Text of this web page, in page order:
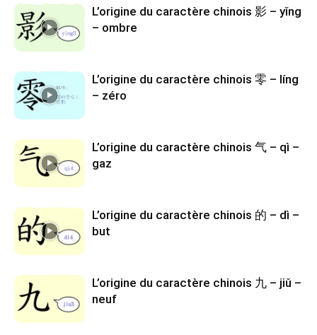
L’origine du caractère chinois 影 – yǐng
– ombre
L’origine du caractère chinois 零 – líng
– zéro
L’origine du caractère chinois 气 – qì –
gaz
L’origine du caractère chinois 的 – dì –
but
L’origine du caractère chinois 九 – jiǔ –
neuf